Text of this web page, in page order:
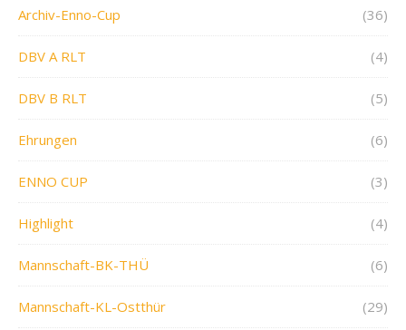
Archiv-Enno-Cup (36)
DBV A RLT (4)
DBV B RLT (5)
Ehrungen (6)
ENNO CUP (3)
Highlight (4)
Mannschaft-BK-THÜ (6)
Mannschaft-KL-Ostthür (29)